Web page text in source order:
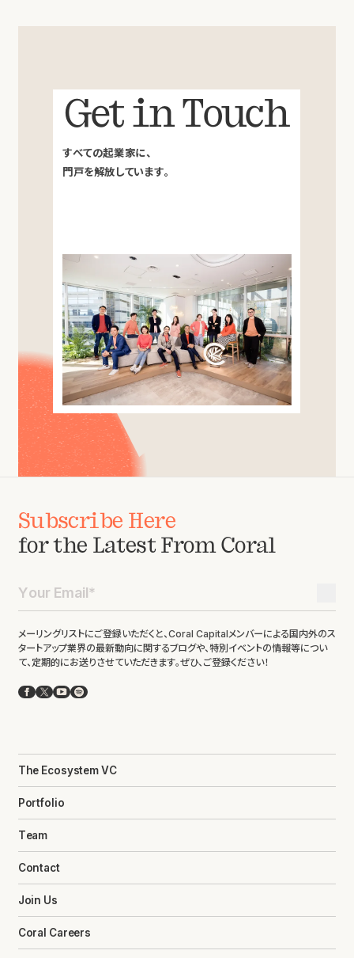
Get in Touch
すべての起業家に、
門戸を解放しています。
Subscribe Here
for the Latest From Coral
メーリングリストにご登録いただくと、Coral Capitalメンバーによる国内外のス
タートアップ業界の最新動向に関するブログや、特別イベントの情報等につい
て、定期的にお送りさせていただきます。ぜひ、ご登録ください！
Facebook
X YouTube
Spotify
The Ecosystem VC
Portfolio
Team
Contact
Join Us
Coral Careers